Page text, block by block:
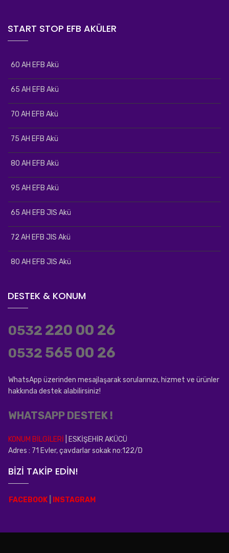
START STOP EFB AKÜLER
60 AH EFB Akü
65 AH EFB Akü
70 AH EFB Akü
75 AH EFB Akü
80 AH EFB Akü
95 AH EFB Akü
65 AH EFB JIS Akü
72 AH EFB JIS Akü
80 AH EFB JIS Akü
DESTEK & KONUM
0532 220 00 26
0532 565 00 26
WhatsApp üzerinden mesajlaşarak sorularınızı, hizmet ve ürünler
hakkında destek alabilirsiniz!
WHATSAPP DESTEK !
KONUM BİLGİLERİ | ESKİŞEHİR AKÜCÜ
Adres : 71 Evler, çavdarlar sokak no:122/D
BİZİ TAKİP EDİN!
FACEBOOK INSTAGRAM